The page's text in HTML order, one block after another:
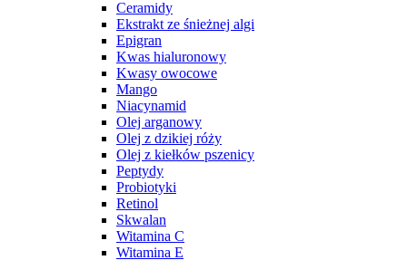
Ceramidy
Ekstrakt ze śnieżnej algi
Epigran
Kwas hialuronowy
Kwasy owocowe
Mango
Niacynamid
Olej arganowy
Olej z dzikiej róży
Olej z kiełków pszenicy
Peptydy
Probiotyki
Retinol
Skwalan
Witamina C
Witamina E